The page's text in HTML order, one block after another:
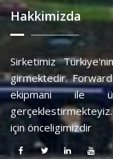
Hakkimizda
Sirketimiz
girmektedir.
ekipmani ile
için önceligimizdir